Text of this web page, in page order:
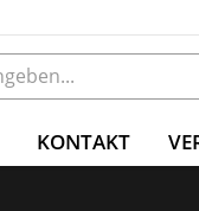
KONTAKT